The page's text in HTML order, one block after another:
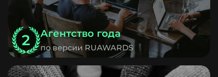
Агентство года
по версии RUAWARDS